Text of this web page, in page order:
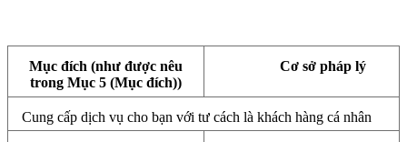
Mục đích (như được nêu
trong Mục 5 (Mục đích))
Cơ sở pháp lý
Cung cấp dịch vụ cho bạn với tư cách là khách hàng cá nhân